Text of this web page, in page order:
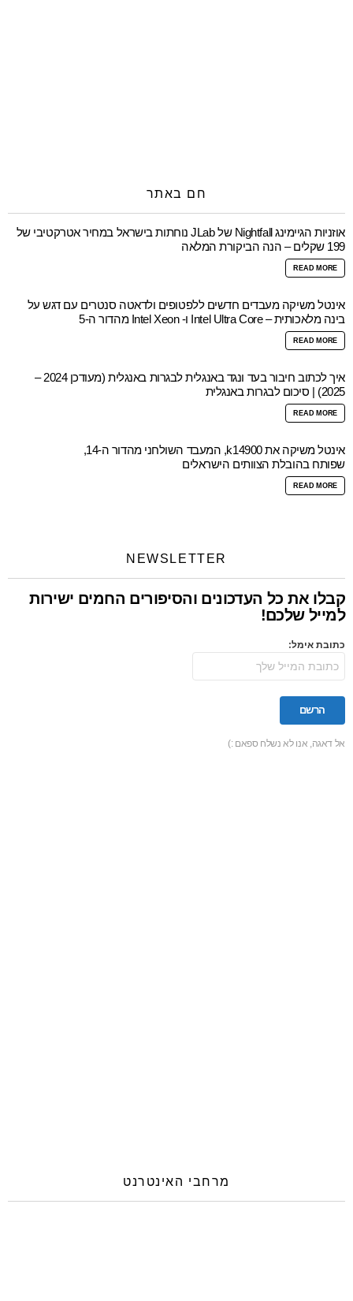
חם באתר
אוזניות הגיימינג Nightfall של JLab נוחתות בישראל במחיר אטרקטיבי של
199 שקלים – הנה הביקורת המלאה
READ MORE
אינטל משיקה מעבדים חדשים ללפטופים ולדאטה סנטרים עם דגש על
בינה מלאכותית – Intel Ultra Core ו- Intel Xeon מהדור ה-5
READ MORE
איך לכתוב חיבור בעד ונגד באנגלית לבגרות באנגלית (מעודכן 2024 –
2025) | סיכום לבגרות באנגלית
READ MORE
אינטל משיקה את k14900, המעבד השולחני מהדור ה-14,
שפותח בהובלת הצוותים הישראלים
READ MORE
NEWSLETTER
קבלו את כל העדכונים והסיפורים החמים ישירות
למייל שלכם!
כתובת אימל:
אל דאגה, אנו לא נשלח ספאם :)
מרחבי האינטרנט